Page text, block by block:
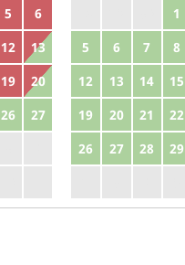
5
6
12
13
19
20
26
27
1
5
6 7 8
12
13 14 15
19
20 21 22
26
27 28 29